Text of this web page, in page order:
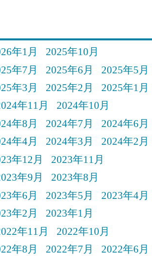
年1月
2025年10月
年7月 2025年6月
2025年5月
年3月 2025年2月
2025年1月
年11月
2024年10月
年8月 2024年7月
2024年6月
年4月 2024年3月
2024年2月
年12月
2023年11月
年9月
2023年8月
年6月 2023年5月
2023年4月
年2月
2023年1月
年11月
2022年10月
年8月 2022年7月
2022年6月